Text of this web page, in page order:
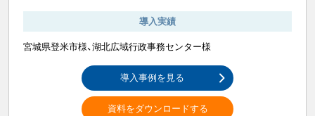
導入実績
宮城県登米市様、湖北広域行政事務センター様
導入事例を見る
資料をダウンロードする